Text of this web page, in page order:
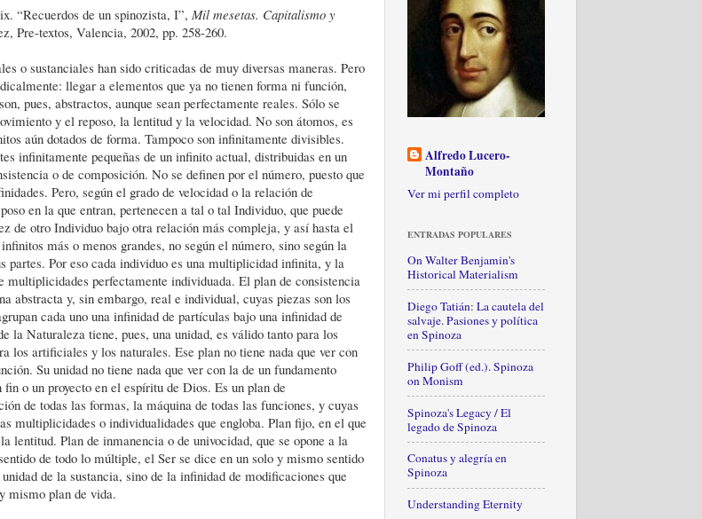
“Recuerdos de un spinozista, I”, Mil mesetas. Capitalismo y
Pre-textos, Valencia, 2002, pp. 258-260.
o sustanciales han sido criticadas de muy diversas maneras. Pero
llegar a elementos que ya no tienen forma ni función,
pues, abstractos, aunque sean perfectamente reales. Sólo se
y el reposo, la lentitud y la velocidad. No son átomos, es
aún dotados de forma. Tampoco son infinitamente divisibles.
infinitamente pequeñas de un infinito actual, distribuidas en un
o de composición. No se definen por el número, puesto que
Pero, según el grado de velocidad o la relación de
en la que entran, pertenecen a tal o tal Individuo, que puede
de otro Individuo bajo otra relación más compleja, y así hasta el
más o menos grandes, no según el número, sino según la
partes. Por eso cada individuo es una multiplicidad infinita, y la
perfectamente individuada. El plan de consistencia
abstracta y, sin embargo, real e individual, cuyas piezas son los
cada uno una infinidad de partículas bajo una infinidad de
la Naturaleza tiene, pues, una unidad, es válido tanto para los
los artificiales y los naturales. Ese plan no tiene nada que ver con
Su unidad no tiene nada que ver con la de un fundamento
o un proyecto en el espíritu de Dios. Es un plan de
de todas las formas, la máquina de todas las funciones, y cuyas
multiplicidades o individualidades que engloba. Plan fijo, en el que
lentitud. Plan de inmanencia o de univocidad, que se opone a la
de todo lo múltiple, el Ser se dice en un solo y mismo sentido
de la sustancia, sino de la infinidad de modificaciones que
mismo plan de vida.
Alfredo Lucero-
Montaño
Ver mi perfil completo
ENTRADAS POPULARES
On Walter Benjamin's
Historical Materialism
Diego Tatián: La cautela del
salvaje. Pasiones y política
en Spinoza
Philip Goff (ed.). Spinoza
on Monism
Spinoza's Legacy / El
legado de Spinoza
Conatus y alegría en
Spinoza
Understanding Eternity